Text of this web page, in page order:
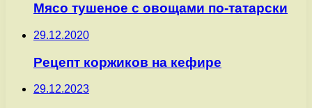
Мясо тушеное с овощами по-татарски
29.12.2020
Рецепт коржиков на кефире
29.12.2023